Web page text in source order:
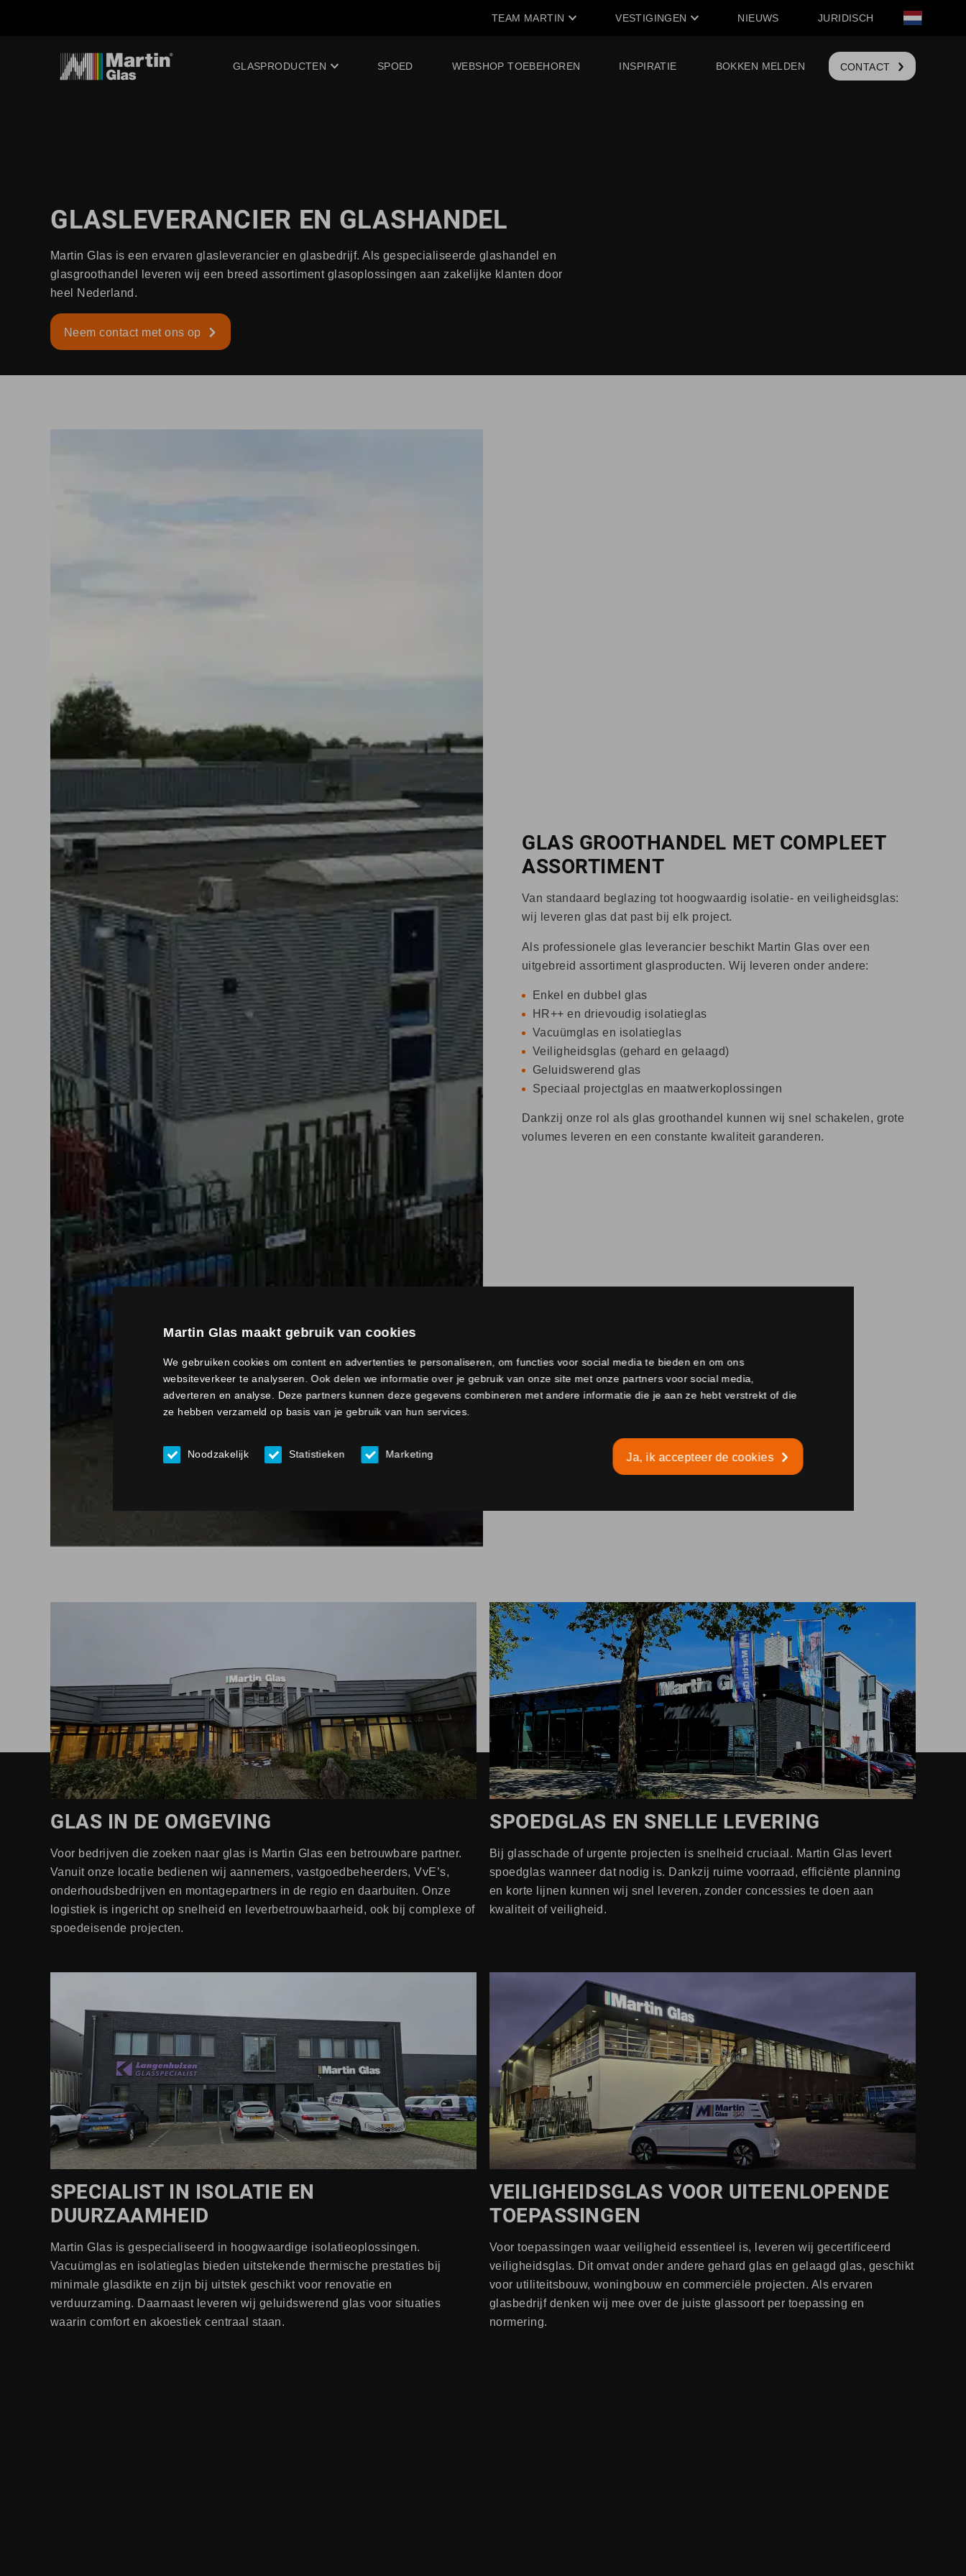
Martin Glas maakt gebruik van cookies
We gebruiken cookies om content en advertenties te personaliseren, om functies voor social media te bieden en om ons
websiteverkeer te analyseren. Ook delen we informatie over je gebruik van onze site met onze partners voor social media,
adverteren en analyse. Deze partners kunnen deze gegevens combineren met andere informatie die je aan ze hebt verstrekt of die
ze hebben verzameld op basis van je gebruik van hun services.
Noodzakelijk Statistieken Marketing Ja, ik accepteer de cookies
TEAM MARTIN VESTIGINGEN NIEUWS JURIDISCH
GLASPRODUCTEN SPOED WEBSHOP TOEBEHOREN INSPIRATIE BOKKEN MELDEN CONTACT
GLASLEVERANCIER EN GLASHANDEL
Martin Glas is een ervaren glasleverancier en glasbedrijf. Als gespecialiseerde glashandel en
glasgroothandel leveren wij een breed assortiment glasoplossingen aan zakelijke klanten door
heel Nederland.
Neem contact met ons op
GLAS GROOTHANDEL MET COMPLEET
ASSORTIMENT
Van standaard beglazing tot hoogwaardig isolatie- en veiligheidsglas:
wij leveren glas dat past bij elk project.
Als professionele glas leverancier beschikt Martin Glas over een
uitgebreid assortiment glasproducten. Wij leveren onder andere:
Enkel en dubbel glas
HR++ en drievoudig isolatieglas
Vacuümglas en isolatieglas
Veiligheidsglas (gehard en gelaagd)
Geluidswerend glas
Speciaal projectglas en maatwerkoplossingen
Dankzij onze rol als glas groothandel kunnen wij snel schakelen, grote
volumes leveren en een constante kwaliteit garanderen.
GLAS IN DE OMGEVING
Voor bedrijven die zoeken naar glas is Martin Glas een betrouwbare partner.
Vanuit onze locatie bedienen wij aannemers, vastgoedbeheerders, VvE’s,
onderhoudsbedrijven en montagepartners in de regio en daarbuiten. Onze
logistiek is ingericht op snelheid en leverbetrouwbaarheid, ook bij complexe of
spoedeisende projecten.
SPOEDGLAS EN SNELLE LEVERING
Bij glasschade of urgente projecten is snelheid cruciaal. Martin Glas levert
spoedglas wanneer dat nodig is. Dankzij ruime voorraad, efficiënte planning
en korte lijnen kunnen wij snel leveren, zonder concessies te doen aan
kwaliteit of veiligheid.
SPECIALIST IN ISOLATIE EN
DUURZAAMHEID
Martin Glas is gespecialiseerd in hoogwaardige isolatieoplossingen.
Vacuümglas en isolatieglas bieden uitstekende thermische prestaties bij
minimale glasdikte en zijn bij uitstek geschikt voor renovatie en
verduurzaming. Daarnaast leveren wij geluidswerend glas voor situaties
waarin comfort en akoestiek centraal staan.
VEILIGHEIDSGLAS VOOR UITEENLOPENDE
TOEPASSINGEN
Voor toepassingen waar veiligheid essentieel is, leveren wij gecertificeerd
veiligheidsglas. Dit omvat onder andere gehard glas en gelaagd glas, geschikt
voor utiliteitsbouw, woningbouw en commerciële projecten. Als ervaren
glasbedrijf denken wij mee over de juiste glassoort per toepassing en
normering.